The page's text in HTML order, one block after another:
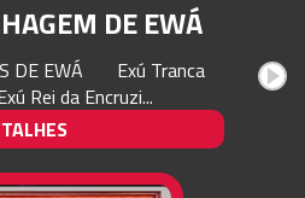
DE EWÁ
DE EWÁ Exú Tranca
Rei da Encruzi...